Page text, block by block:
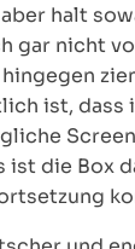
halt
gar nicht
ist, dass
ist die Box